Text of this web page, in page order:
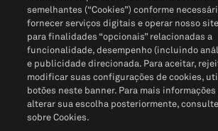
Não Venda Minhas Informações Pessoais© 2026
semelhantes (“Cookies”) conforme
fornecer serviços digitais e operar nosso
para finalidades “opcionais” relacionadas a
funcionalidade, desempenho (incluindo
e publicidade direcionada. Para aceitar,
modificar suas configurações de cookies,
botões neste banner. Para mais informações
alterar sua escolha posteriormente,
sobre Cookies.